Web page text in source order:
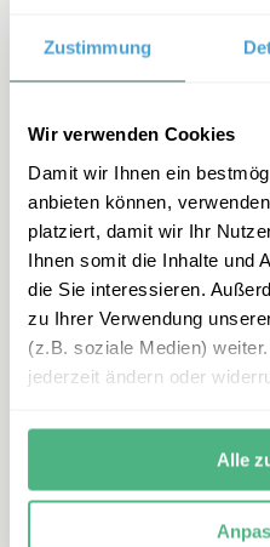
Zustimmung
Wir verwenden Cookies
Damit wir Ihnen ein
anbieten können,
platziert, damit wir Ihr
Ihnen somit die Inhalte und
die Sie interessieren.
zu Ihrer Verwendung
(z.B. soziale Medien)
jederzeit ändern oder
Alle
E-
Montag
und nach